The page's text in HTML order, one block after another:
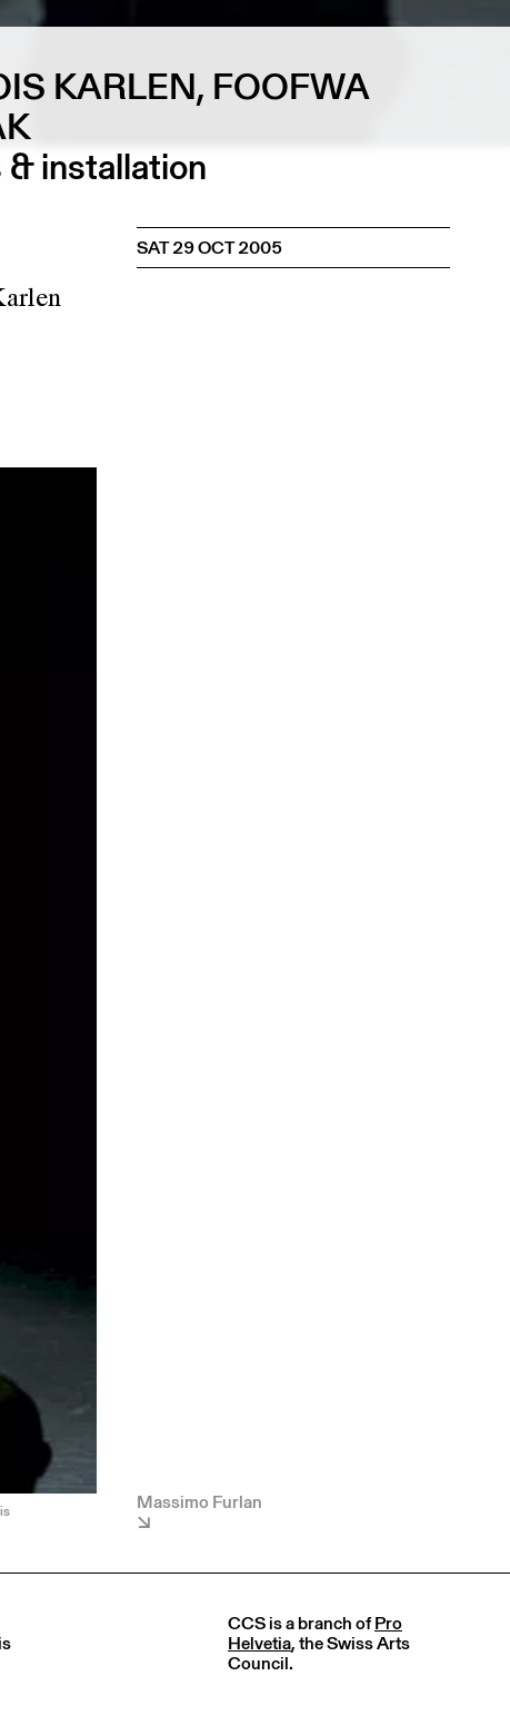
KARLEN, FOOFWA
installation
SAT 29 OCT 2005
Massimo Furlan
CCS is a branch ofPro
Helvetia, the Swiss Arts
Council.